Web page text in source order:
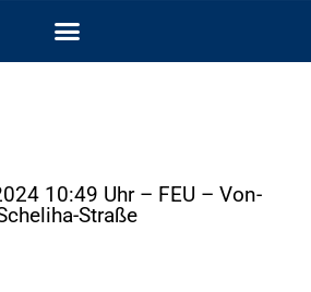
10:49 Uhr – FEU – Von-
Straße